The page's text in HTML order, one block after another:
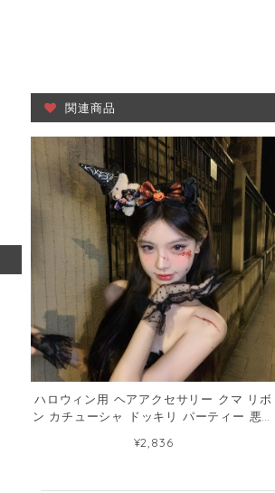
関連商品
ハロウィン用 ヘアアクセサリー クマ リボ
ン カチューシャ ドッキリ パーティー 悪魔
¥2,836